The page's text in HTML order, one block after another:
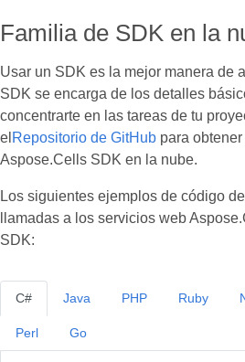
Familia de SDK en la
Usar un SDK es la mejor manera de
SDK se encarga de los detalles
concentrarte en las tareas de tu
el Repositorio de GitHub para
Aspose.Cells SDK en la nube.
Los siguientes ejemplos de código
llamadas a los servicios web
SDK:
C# Java PHP Ruby
Perl Go